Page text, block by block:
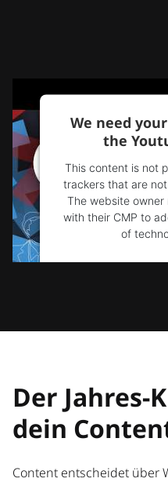
We need
the
This content is not
trackers that are
The website
with their CMP to
of
Powered by
Der Jahres-
dein
Content entscheidet über